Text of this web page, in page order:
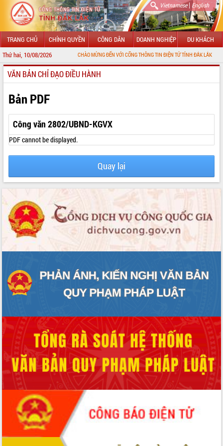
Vietnamese| English
TRANG CHỦ CHÍNH QUYỀN CÔNG DÂN DOANH NGHIỆP DU KHÁCH
Thứ hai, 10/08/2026CHÀO MỪNG ĐẾN VỚI CỔNG THÔNG TIN ĐIỆN TỬ TỈNH ĐẮK LẮK
GIỚI THIỆU
LÃNH ĐẠO UBND TỈNH
TIN TỨC SỰ KIỆN
SỞ, BAN, NGÀNH
UBND CÁC XÃ, PHƯỜNG
THÔNG TIN CHỈ ĐẠO ĐIỀU HÀNH
VĂN BẢN HĐND TỈNH
ĐIỂM TIN VĂN BẢN
VĂN BẢN CHỈ ĐẠO ĐIỀU HÀNH
Bản PDF
Công văn 2802/UBND-KGVX
PDF cannot be displayed.
Quay lại